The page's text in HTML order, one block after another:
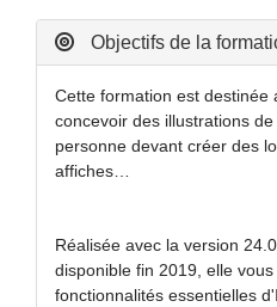
Objectifs de la
Cette formation est destinée
concevoir des illustrations
personne devant créer des
affiches…
Réalisée avec la version
disponible fin 2019, elle
fonctionnalités essentielles